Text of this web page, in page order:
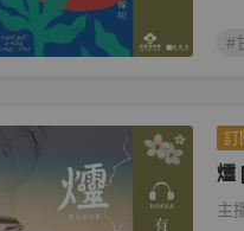
#
訂
爧
主